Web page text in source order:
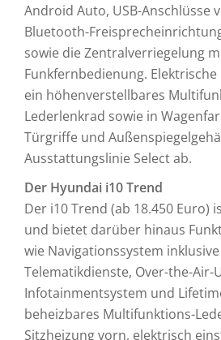
Android Auto, USB-Anschlüsse
Bluetooth-
sowie die Zentralverriegelung
Funkfernbedienung.
ein höhenverstellbares
Lederlenkrad sowie in
Türgriffe und
Ausstattungslinie Select ab.
Der Hyundai i10 Trend
Der i10 Trend (ab 18.450 Euro)
und bietet darüber hinaus
wie Navigationssystem
Telematikdienste, Over-the-Air-
Infotainmentsystem und
beheizbares Multifunktions-
Sitzheizung vorn, elektrisch